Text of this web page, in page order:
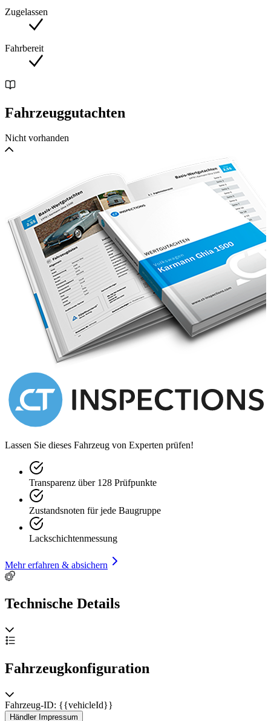
Registry. They were initially offered with the 427 cubic-inch
engine and glassfibre bodywork, although owners had the
option of specifying aluminium at an extra cost.
These Cobras were supplied as kits that could be finished by
the supplying dealer, and such was the success of the 427 that
A 2018 letter of authenticity from the company confirms that
the Cobra being offered for sale here – chassis number
September 2004. It was then fitted with a 427 cubic-inch,
and is mated to a four-speed ‘toploader’ gearbox.
The chassis, meanwhile, features independent suspension all
round, rack-and-pinion steering, Baer brakes and 15-inch
Halibrand pin-drive wheels.
While most 4000-series Cobras had bodies made in glassfibre
or aluminium, this is the second of only 10 that were bodied
in carbon fibre. Painted in Guardsman Blue with Wimbledon
White racing stripes, and with a side-exit exhaust, it has
immense presence even when it’s stationary.
CSX4502 was first registered in the UK during 2018, having
been imported from Florida. In 2021, it received a new
flywheel, clutch and bellhousing, and has been used only
sparingly throughout its life. As of the beginning of 2026, this
Shelby CSX4000 has received a thorough overhaul from
marque specialists Redline Engineering, including a new fuel
tank, fuel system and engine service. Presented in exceptional
condition, this charismatic and exciting car boasts a
thunderous soundtrack from its big V8, and represents a rare
and collectable example of the 4000-series Cobra.
Zugelassen
Fahrbereit
Fahrzeuggutachten
Nicht vorhanden
Lassen Sie dieses Fahrzeug von Experten prüfen!
Transparenz über 128 Prüfpunkte
Zustandsnoten für jede Baugruppe
Lackschichtenmessung
Mehr erfahren & absichern
Technische Details
Fahrzeugkonfiguration
Fahrzeug-ID: {{vehicleId}}
Händler Impressum